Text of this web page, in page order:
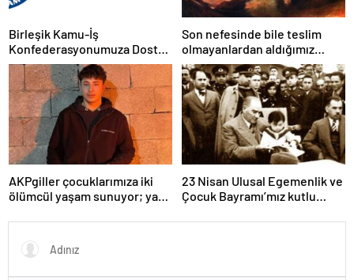
Birleşik Kamu-İş
Konfederasyonumuza Dostça
Uyarı ve Önerimizdir:
Son nefesinde bile teslim
olmayanlardan aldığımız
bayrağı “Tam Bağımsız
Türkiye” mücadelemizde
dalgalandırıyoruz.
AKPgiller çocuklarımıza iki
ölümcül yaşam sunuyor; ya
da okullarından koparılarak
parababalarına ucuz iş gücü
sağlayan MESEM lerde
23 Nisan Ulusal Egemenlik ve
Çocuk Bayramı’mız kutlu